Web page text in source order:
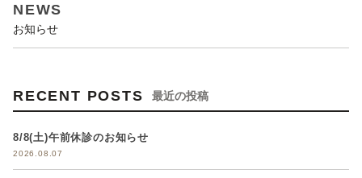
NEWS
お知らせ
RECENT POSTS 最近の投稿
8/8(土)午前休診のお知らせ
2026.08.07